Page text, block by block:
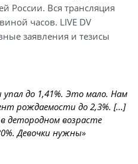
России. Вся трансляция
часов. LIVE DV
заявления и тезисы
упал до 1,41%. Это мало. Нам
рождаемости до 2,3%. [...]
детородном возрасте
Девочки нужны»